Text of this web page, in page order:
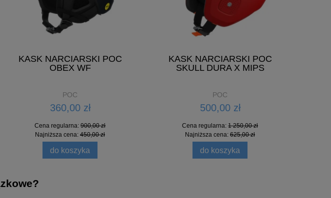
KASK NARCIARSKI POC
OBEX WF
POC
360,00 zł
Cena regularna: 900,00 zł
Najniższa cena: 450,00 zł
do koszyka
KASK NARCIARSKI POC
SKULL DURA X MIPS
POC
500,00 zł
Cena regularna: 1 250,00 zł
Najniższa cena: 625,00 zł
do koszyka